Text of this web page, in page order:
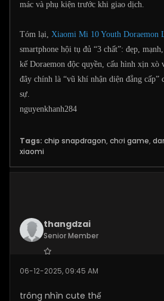
mác và phụ kiện trước khi giao dịch.
Tóm lại, Xiaomi Mi 10 Youth Doraemon
smartphone hội tụ đủ “3 chất”: đẹp,
kế Doraemon độc quyền, cấu hình xịn xò
đây chính là “vũ khí nhận diện đẳng cấp”
sự.
nguyenkhanh284
Tags: chip snapdragon, chơi game,
xiaomi
thangdzai
Senior Member
Posts:280
06-12-2025, 09:45 AM
trông nhìn cute thế